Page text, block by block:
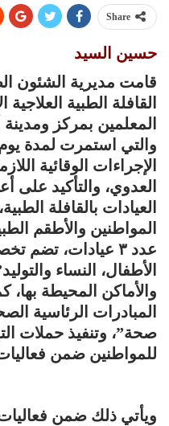
Share
حسين السيد
قامت مديرية الشئون
القافلة الطبية العلاجية
المعلمين بمركز
والتي استمرت لمدة يوم
الإجراءات الوقائية
العدوي، والتأكيد على
العيادات بالقافلة
المواطنين والأطقم
عدد ٣ عيادات، تضم
الأطفال، النساء
والأماكن المحيطة
صحة”، وتنفيذ حملات
للمواطنين ضمن فعاليات
ويأتي ذلك ضمن